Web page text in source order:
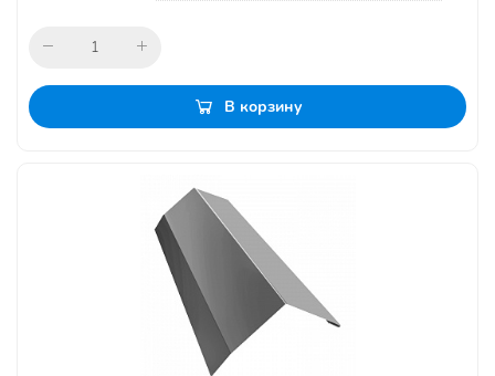
В корзину